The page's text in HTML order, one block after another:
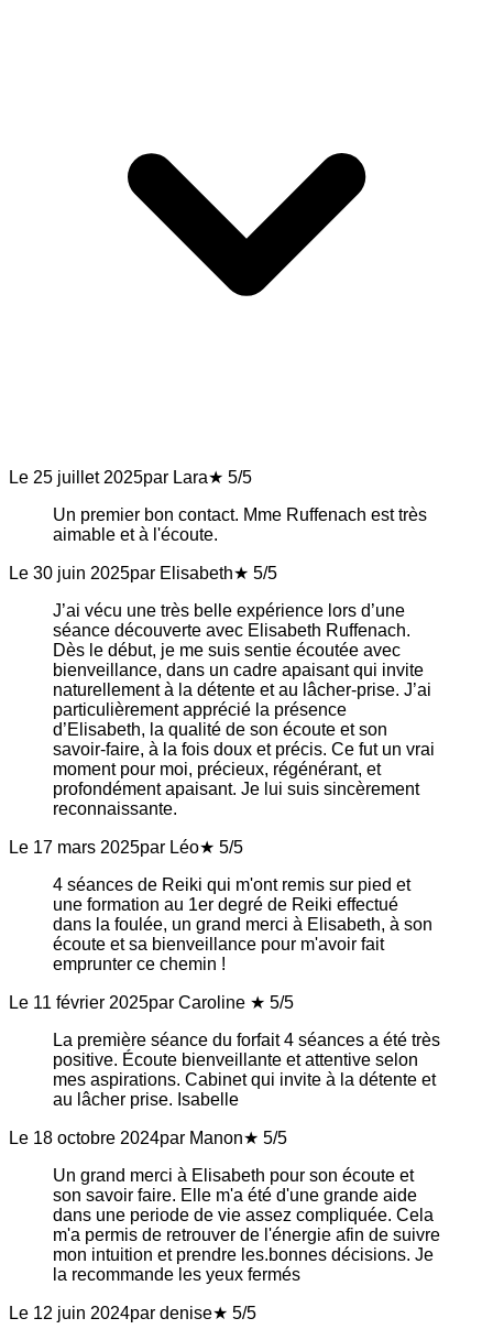
Le 25 juillet 2025par Lara★ 5/5
Un premier bon contact. Mme Ruffenach est très
aimable et à l'écoute.
Le 30 juin 2025par Elisabeth★ 5/5
J’ai vécu une très belle expérience lors d’une
séance découverte avec Elisabeth Ruffenach.
Dès le début, je me suis sentie écoutée avec
bienveillance, dans un cadre apaisant qui invite
naturellement à la détente et au lâcher-prise. J’ai
particulièrement apprécié la présence
d’Elisabeth, la qualité de son écoute et son
savoir-faire, à la fois doux et précis. Ce fut un vrai
moment pour moi, précieux, régénérant, et
profondément apaisant. Je lui suis sincèrement
reconnaissante.
Le 17 mars 2025par Léo★ 5/5
4 séances de Reiki qui m'ont remis sur pied et
une formation au 1er degré de Reiki effectué
dans la foulée, un grand merci à Elisabeth, à son
écoute et sa bienveillance pour m'avoir fait
emprunter ce chemin !
Le 11 février 2025par Caroline ★ 5/5
La première séance du forfait 4 séances a été très
positive. Écoute bienveillante et attentive selon
mes aspirations. Cabinet qui invite à la détente et
au lâcher prise. Isabelle
Le 18 octobre 2024par Manon★ 5/5
Un grand merci à Elisabeth pour son écoute et
son savoir faire. Elle m'a été d'une grande aide
dans une periode de vie assez compliquée. Cela
m'a permis de retrouver de l'énergie afin de suivre
mon intuition et prendre les.bonnes décisions. Je
la recommande les yeux fermés
Le 12 juin 2024par denise★ 5/5